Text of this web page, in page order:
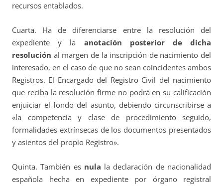
recursos entablados.
Cuarta. Ha de diferenciarse entre la resolución del
expediente y la anotación posterior de dicha
resolución al margen de la inscripción de nacimiento del
interesado, en el caso de que no sean coincidentes ambos
Registros. El Encargado del Registro Civil del nacimiento
que reciba la resolución firme no podrá en su calificación
enjuiciar el fondo del asunto, debiendo circunscribirse a
«la competencia y clase de procedimiento seguido,
formalidades extrínsecas de los documentos presentados
y asientos del propio Registro».
Quinta. También es nula la declaración de nacionalidad
española hecha en expediente por órgano registral